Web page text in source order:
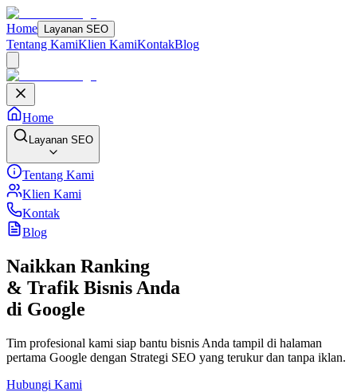
Home Layanan SEO
Tentang KamiKlien KamiKontakBlog
Home
Layanan SEO
Tentang Kami
Klien Kami
Kontak
Blog
Naikkan Ranking
& Trafik Bisnis Anda
di Google
Tim profesional kami siap bantu bisnis Anda tampil di halaman
pertama Google dengan Strategi SEO yang terukur dan tanpa iklan.
Hubungi Kami